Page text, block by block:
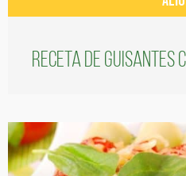
Receta de guisantes